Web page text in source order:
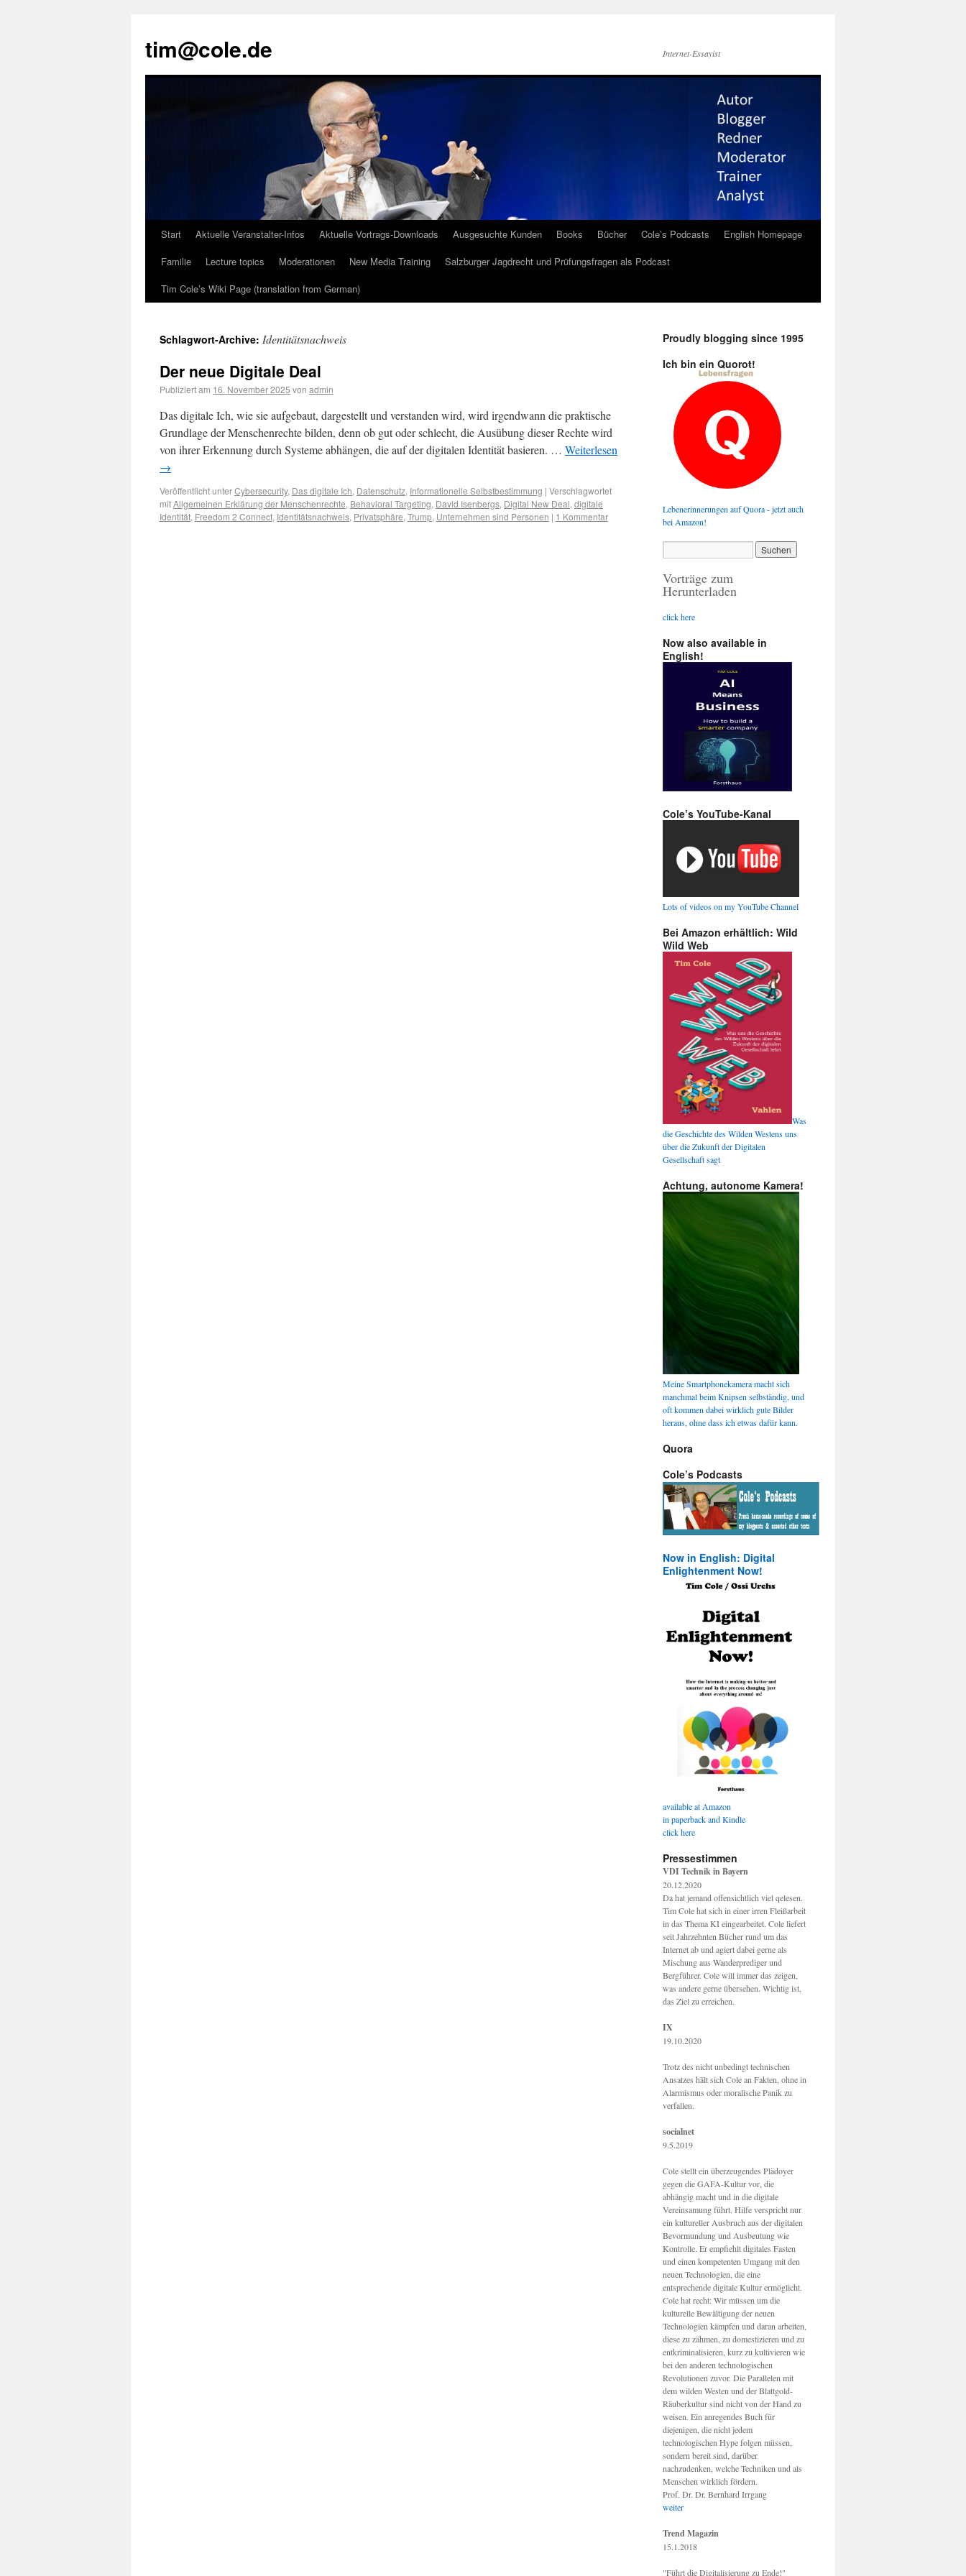
tim@cole.de Internet-Essayist
Start Aktuelle Veranstalter-Infos Aktuelle Vortrags-Downloads Ausgesuchte Kunden Books Bücher Cole’s Podcasts
English Homepage
Familie
Lecture topics Moderationen New Media Training
Salzburger Jagdrecht und Prüfungsfragen als Podcast
Tim Cole’s Wiki Page (translation from German)
Schlagwort-Archive: Identitätsnachweis
Der neue Digitale Deal
Publiziert am 16. November 2025 von admin
Das digitale Ich, wie sie aufgebaut, dargestellt und verstanden wird, wird irgendwann die praktische
Grundlage der Menschenrechte bilden, denn ob gut oder schlecht, die Ausübung dieser Rechte wird
von ihrer Erkennung durch Systeme abhängen, die auf der digitalen Identität basieren. … Weiterlesen
→
Veröffentlicht unterCybersecurity, Das digitale Ich, Datenschutz, Informationelle Selbstbestimmung | Verschlagwortet
mitAllgemeinen Erklärung der Menschenrechte, Behavioral Targeting, David Isenbergs, Digital New Deal, digitale
Identität, Freedom 2 Connect, Identitätsnachweis, Privatsphäre, Trump, Unternehmen sind Personen | 1 Kommentar
Proudly blogging since 1995
Ich bin ein Quorot!
Lebenerinnerungen auf Quora - jetzt auch
bei Amazon!
Vorträge zum
Herunterladen
click here
Now also available in
English!
Cole’s YouTube-Kanal
Lots of videos on my YouTube Channel
Bei Amazon erhältlich: Wild
Wild Web
Was
die Geschichte des Wilden Westens uns
über die Zukunft der Digitalen
Gesellschaft sagt
Achtung, autonome Kamera!
Meine Smartphonekamera macht sich
manchmal beim Knipsen selbständig, und
oft kommen dabei wirklich gute Bilder
heraus, ohne dass ich etwas dafür kann.
Quora
Cole’s Podcasts
Now in English: Digital
Enlightenment Now!
available at Amazon
in paperback and Kindle
click here
Pressestimmen
VDI Technik in Bayern
20.12.2020
Da hat jemand offensichtlich viel qelesen.
Tim Cole hat sich in einer irren Fleißarbeit
in das Thema KI eingearbeitet. Cole liefert
seit Jahrzehnten Bücher rund um das
Internet ab und agiert dabei gerne als
Mischung aus Wanderprediger und
Bergführer. Cole will immer das zeigen,
was andere gerne übersehen. Wichtig ist,
das Ziel zu erreichen.
IX
19.10.2020
Trotz des nicht unbedingt technischen
Ansatzes hält sich Cole an Fakten, ohne in
Alarmismus oder moralische Panik zu
verfallen.
socialnet
9.5.2019
Cole stellt ein überzeugendes Plädoyer
gegen die GAFA-Kultur vor, die
abhängig macht und in die digitale
Vereinsamung führt. Hilfe verspricht nur
ein kultureller Ausbruch aus der digitalen
Bevormundung und Ausbeutung wie
Kontrolle. Er empfiehlt digitales Fasten
und einen kompetenten Umgang mit den
neuen Technologien, die eine
entsprechende digitale Kultur ermöglicht.
Cole hat recht: Wir müssen um die
kulturelle Bewältigung der neuen
Technologien kämpfen und daran arbeiten,
diese zu zähmen, zu domestizieren und zu
entkriminalisieren, kurz zu kultivieren wie
bei den anderen technologischen
Revolutionen zuvor. Die Parallelen mit
dem wilden Westen und der Blattgold-
Räuberkultur sind nicht von der Hand zu
weisen. Ein anregendes Buch für
diejenigen, die nicht jedem
technologischen Hype folgen müssen,
sondern bereit sind, darüber
nachzudenken, welche Techniken und als
Menschen wirklich fördern.
Prof. Dr. Dr. Bernhard Irrgang
weiter
Trend Magazin
15.1.2018
"Führt die Digitalisierung zu Ende!"